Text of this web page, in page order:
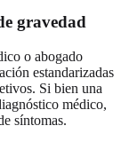
gravedad
o abogado
estandarizadas
Si bien una
médico,
síntomas.